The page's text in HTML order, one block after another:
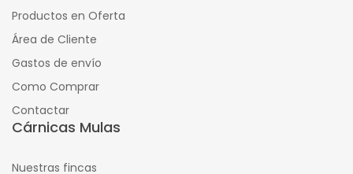
Productos en Oferta
Área de Cliente
Gastos de envío
Como Comprar
Contactar
Cárnicas Mulas
Nuestras fincas